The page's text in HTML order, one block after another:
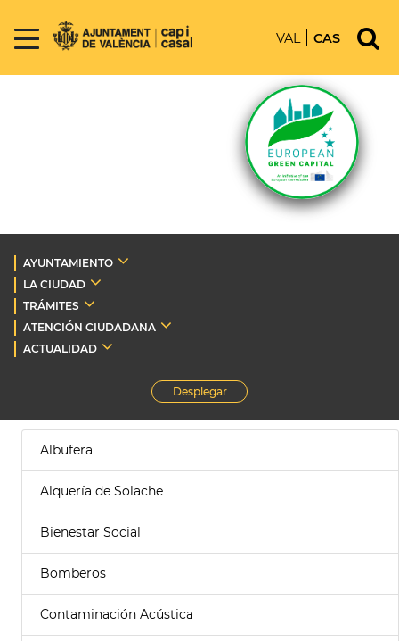
VAL CAS
AYUNTAMIENTO
LA CIUDAD
TRÁMITES
ATENCIÓN CIUDADANA
ACTUALIDAD
Desplegar
Albufera
Alquería de Solache
Bienestar Social
Bomberos
Contaminación Acústica